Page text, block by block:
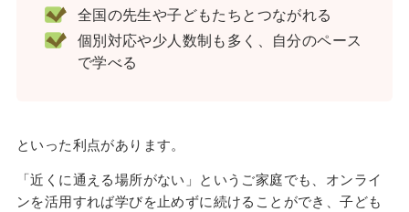
全国の先生や子どもたちとつながれる
個別対応や少人数制も多く、自分のペース
で学べる
といった利点があります。
「近くに通える場所がない」というご家庭でも、オンライ
ンを活用すれば学びを止めずに続けることができ、子ども